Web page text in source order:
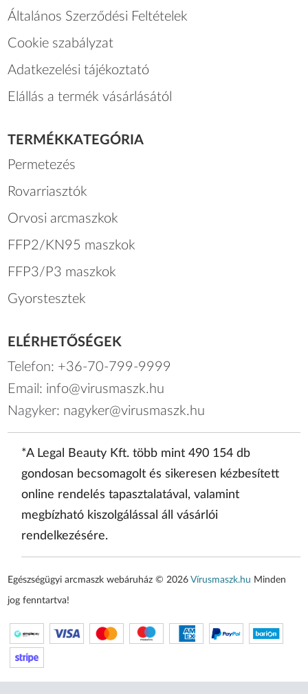
Általános Szerződési Feltételek
Cookie szabályzat
Adatkezelési tájékoztató
Elállás a termék vásárlásától
TERMÉKKATEGÓRIA
Permetezés
Rovarriasztók
Orvosi arcmaszkok
FFP2/KN95 maszkok
FFP3/P3 maszkok
Gyorstesztek
ELÉRHETŐSÉGEK
Telefon: +36-70-799-9999
Email: info@virusmaszk.hu
Nagyker: nagyker@virusmaszk.hu
*A Legal Beauty Kft. több mint 490 154 db
gondosan becsomagolt és sikeresen kézbesített
online rendelés tapasztalatával, valamint
megbízható kiszolgálással áll vásárlói
rendelkezésére.
Egészségügyi arcmaszk webáruház © 2026Vírusmaszk.hu Minden
jog fenntartva!